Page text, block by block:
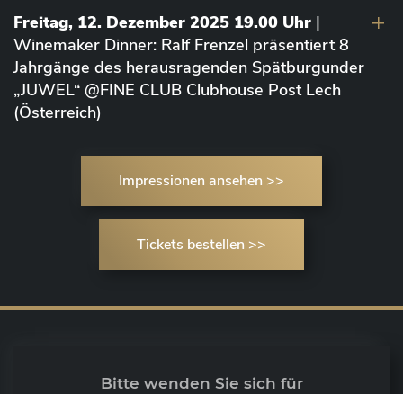
Freitag, 12. Dezember 2025 19.00 Uhr |
Winemaker Dinner: Ralf Frenzel präsentiert 8
Jahrgänge des herausragenden Spätburgunder
„JUWEL“ @FINE CLUB Clubhouse Post Lech
(Österreich)
Impressionen ansehen >>
Tickets bestellen >>
Bitte wenden Sie sich für